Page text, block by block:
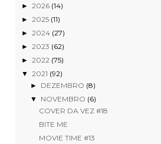
►2026 (14)
►2025 (11)
►2024 (27)
►2023 (62)
►2022 (75)
▼2021 (92)
► DEZEMBRO (8)
▼ NOVEMBRO (6)
COVER DA VEZ #18
BITE ME
MOVIE TIME #13